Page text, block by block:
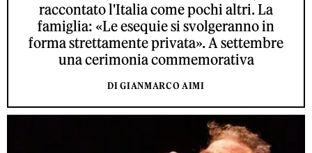
raccontato l'Italia come pochi altri. La
famiglia: «Le esequie si svolgeranno in
forma strettamente privata». A settembre
una cerimonia commemorativa
DI GIANMARCO AIMI